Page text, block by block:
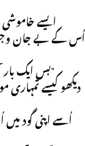
ایسے
اُس کے بے جان
”بس ایک
دیکھو کیسے
اُسے اپنی گود